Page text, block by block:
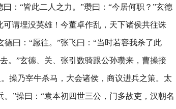
：“皆此二人之力。”瓒曰：“今居何职？”玄德
谓埋没英雄！今董卓作乱，天下诸侯共往诛
曰：“愿往。”张飞曰：“当时若容我杀了此
。”玄德、关、张引数骑跟公孙瓒来，曹操接
操乃宰牛杀马，大会诸侯，商议进兵之策。太
”操曰：“袁本初四世三公，门多故吏，汉朝名